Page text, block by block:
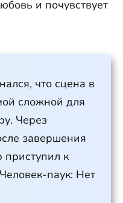
и почувствует
что сцена в
сложной для
Через
завершения
приступил к
паук: Нет